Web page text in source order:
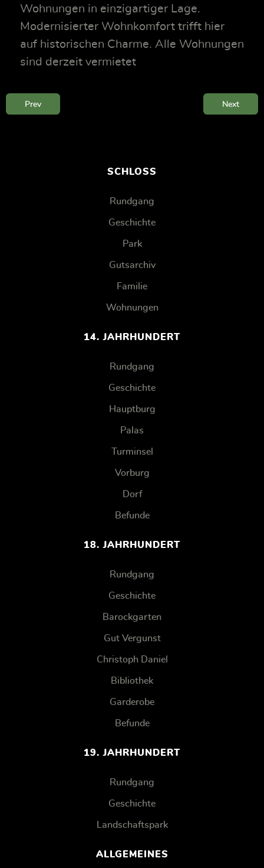
Wohnungen in einzigartiger Lage.
Modernisierter Wohnkomfort trifft hier
auf historischen Charme. Alle Wohnungen
sind derzeit vermietet
Prev Next
SCHLOSS
Rundgang
Geschichte
Park
Gutsarchiv
Familie
Wohnungen
14. JAHRHUNDERT
Rundgang
Geschichte
Hauptburg
Palas
Turminsel
Vorburg
Dorf
Befunde
18. JAHRHUNDERT
Rundgang
Geschichte
Barockgarten
Gut Vergunst
Christoph Daniel
Bibliothek
Garderobe
Befunde
19. JAHRHUNDERT
Rundgang
Geschichte
Landschaftspark
ALLGEMEINES